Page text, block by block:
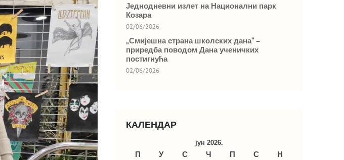
Једнодневни излет на Национални парк
Козара
02/06/2026
„Смијешна страна школских дана“ –
приредба поводом Дана ученичких
постигнућа
02/06/2026
КАЛЕНДАР
јун 2026.
П У С Ч П С
Н